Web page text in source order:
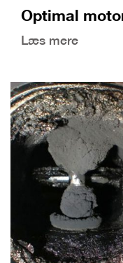
Optimal
Læs mere